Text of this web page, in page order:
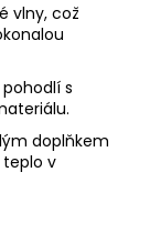
vlny, což
s
doplňkem
v